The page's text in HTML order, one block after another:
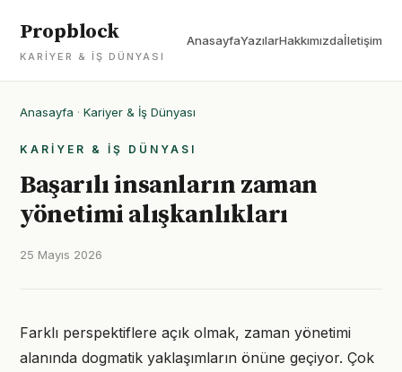
Propblock
KARIYER & İŞ DÜNYASI
AnasayfaYazılarHakkımızdaİletişim
Anasayfa · Kariyer & İş Dünyası
KARIYER & İŞ DÜNYASI
Başarılı insanların zaman
yönetimi alışkanlıkları
25 Mayıs 2026
Farklı perspektiflere açık olmak, zaman yönetimi
alanında dogmatik yaklaşımların önüne geçiyor. Çok